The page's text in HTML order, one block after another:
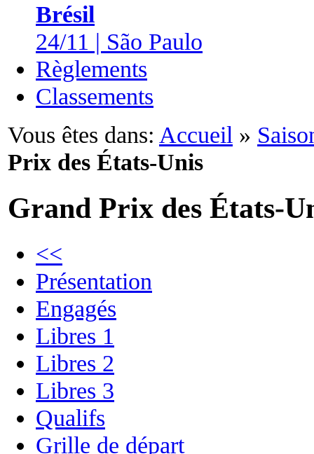
Brésil
24/11 | São Paulo
Règlements
Classements
Vous êtes dans: Accueil »
Prix des États-Unis
Grand Prix des États-
<<
Présentation
Engagés
Libres 1
Libres 2
Libres 3
Qualifs
Grille de départ